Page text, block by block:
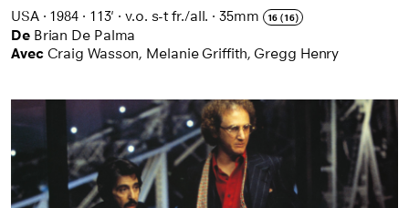
USA· 1984 · 113' ·v.o. s-t fr./all. ·35mm 16 (16)
De Brian De Palma
Avec Craig Wasson, Melanie Griffith, Gregg Henry